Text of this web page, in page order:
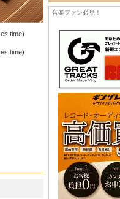
time)
time)
音楽ファン必見！